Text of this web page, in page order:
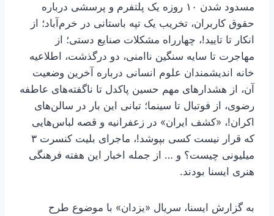
مسدود شدن ۱۰ روزه یک پلتفرم و پرسشی درباره
حقوق کاربران، تخریب یک تپه باستانی در خرم‌آباد؛ از
انکار تا تایید!، چهارراه مشکلات صنایع دستی؛ از
مهاجرت تا سایه سنگین ناامنی، دو درگذشت، اطلاعیه
خانه‌ اندیشمندان علوم انسانی درباره آخرین وضعیت
آن، از هشدارهای مهم حسین پاکدل تا ناگفته‌های عاطفه
رضوی، از فوتبال تا سینما؛ تبانی این بار در سالن‌های
اکران!، «کشف ایران» در زعفرانیه و قصه لباس‌هایی
که قرار نیست کسی بپوشد!، ماجرای بلیت کنسرت ۳
میلیونی چیست؟ و … از جمله اخبار این هفته فرهنگی
هنری ایسنا بودند.
به گزارش ایسنا، سریال «یزدان» با موضوع طرح